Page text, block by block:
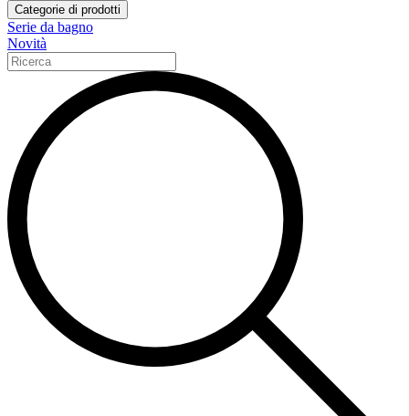
Categorie di prodotti
Serie da bagno
Novità